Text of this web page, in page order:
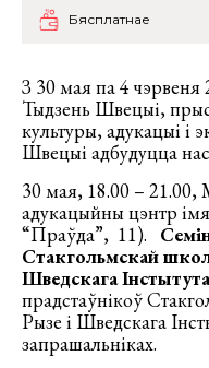
Бясплатнае
З 30 мая па 4 чэрвеня
Тыдзень Швецыі,
культуры, адукацыі і
Швецыі адбудуцца
30 мая, 18.00 –
адукацыйны цэнтр
“Праўда”, 11).
Стакгольмскай
Шведскага Інстытута
прадстаўнікоў
Рызе і Шведскага
запрашальніках.